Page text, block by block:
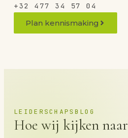
+32 477 34 57 04
Plan kennismaking
LEIDERSCHAPSBLOG
Hoe wij kijken naar